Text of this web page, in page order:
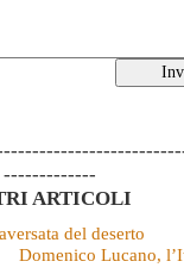
-------------
ARTICOLI
del deserto
Domenico Lucano,